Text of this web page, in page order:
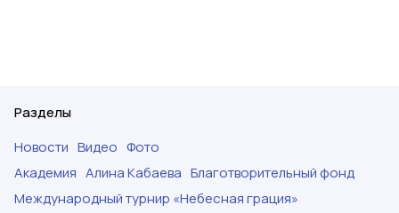
Разделы
Новости Видео Фото
Академия Алина Кабаева Благотворительный фонд
Международный турнир «Небесная грация»